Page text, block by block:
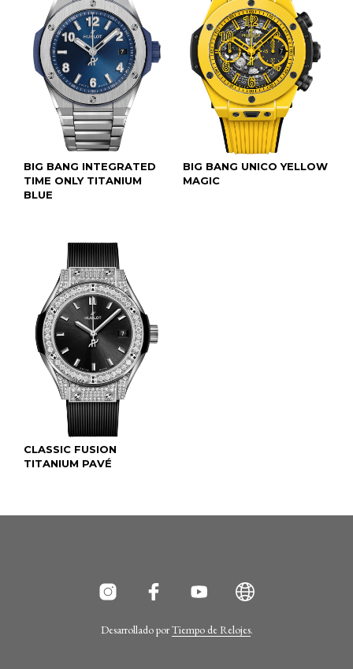
BIG BANG INTEGRATED
TIME ONLY TITANIUM
BLUE
BIG BANG UNICO YELLOW
MAGIC
CLASSIC FUSION
TITANIUM PAVÉ
Desarrollado porTiempo de Relojes.